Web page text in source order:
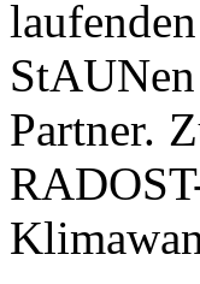
Partner.